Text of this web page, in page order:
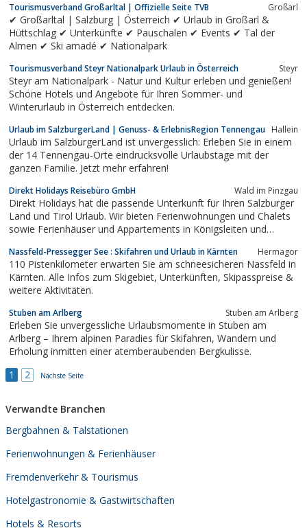
Tourismusverband Großarltal | Offizielle Seite TVB Großarl
✔ Großarltal | Salzburg | Österreich ✔ Urlaub in Großarl &
Hüttschlag ✔ Unterkünfte ✔ Pauschalen ✔ Events ✔ Tal der
Almen ✔ Ski amadé ✔ Nationalpark
Tourismusverband Steyr Nationalpark Urlaub in Österreich Steyr
Steyr am Nationalpark - Natur und Kultur erleben und genießen!
Schöne Hotels und Angebote für Ihren Sommer- und
Winterurlaub in Österreich entdecken.
Urlaub im SalzburgerLand | Genuss- & ErlebnisRegion Tennengau Hallein
Urlaub im SalzburgerLand ist unvergesslich: Erleben Sie in einem
der 14 Tennengau-Orte eindrucksvolle Urlaubstage mit der
ganzen Familie. Jetzt mehr erfahren!
Direkt Holidays Reisebüro GmbH Wald im Pinzgau
Direkt Holidays hat die passende Unterkunft für Ihren Salzburger
Land und Tirol Urlaub. Wir bieten Ferienwohnungen und Chalets
sowie Ferienhäuser und Appartements in Königsleiten und
Salzburg.
Nassfeld-Pressegger See : Skifahren und Urlaub in Kärnten Hermagor
110 Pistenkilometer erwarten Sie am schneesicheren Nassfeld in
Kärnten. Alle Infos zum Skigebiet, Unterkünften, Skipasspreise &
weitere Aktivitäten.
Stuben am Arlberg Stuben am Arlberg
Erleben Sie unvergessliche Urlaubsmomente in Stuben am
Arlberg – Ihrem alpinen Paradies für Skifahren, Wandern und
Erholung inmitten einer atemberaubenden Bergkulisse.
1
2 Nächste Seite
Verwandte Branchen
Bergbahnen & Talstationen
Ferienwohnungen & Ferienhäuser
Fremdenverkehr & Tourismus
Hotelgastronomie & Gastwirtschaften
Hotels & Resorts